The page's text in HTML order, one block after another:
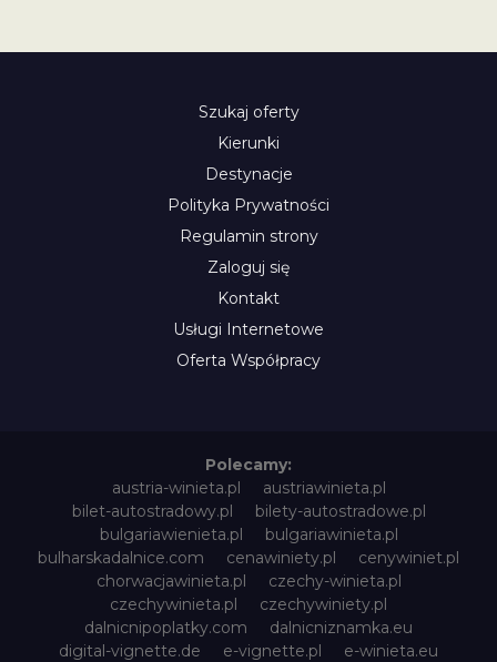
Szukaj oferty
Kierunki
Destynacje
Polityka Prywatności
Regulamin strony
Zaloguj się
Kontakt
Usługi Internetowe
Oferta Współpracy
Polecamy:
austria-winieta.pl
austriawinieta.pl
bilet-autostradowy.pl
bilety-autostradowe.pl
bulgariawienieta.pl
bulgariawinieta.pl
bulharskadalnice.com
cenawiniety.pl
cenywiniet.pl
chorwacjawinieta.pl
czechy-winieta.pl
czechywinieta.pl
czechywiniety.pl
dalnicnipoplatky.com
dalnicniznamka.eu
digital-vignette.de
e-vignette.pl
e-winieta.eu